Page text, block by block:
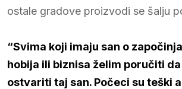
ostale gradove proizvodi se šalju
“Svima koji imaju san o
hobija ili biznisa želim poručiti
ostvariti taj san. Počeci su teški